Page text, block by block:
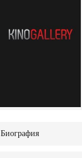
Биография